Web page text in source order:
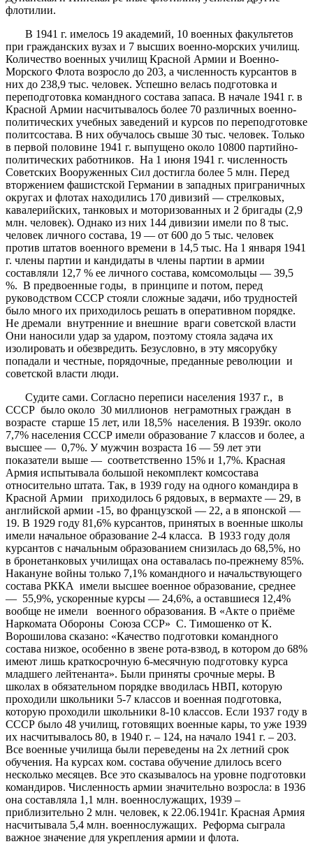
флотилии.
В 1941 г. имелось 19 академий, 10 военных факультетов
при гражданских вузах и 7 высших военно-морских училищ.
Количество военных училищ Красной Армии и Военно-
Морского Флота возросло до 203, а численность курсантов в
них до 238,9 тыс. человек. Успешно велась подготовка и
переподготовка командного состава запаса. В начале 1941 г. в
Красной Армии насчитывалось более 70 различных военно-
политических учебных заведений и курсов по переподготовке
политсостава. В них обучалось свыше 30 тыс. человек. Только
в первой половине 1941 г. выпущено около 10800 партийно-
политических работников. На 1 июня 1941 г. численность
Советских Вооруженных Сил достигла более 5 млн. Перед
вторжением фашистской Германии в западных приграничных
округах и флотах находились 170 дивизий — стрелковых,
кавалерийских, танковых и моторизованных и 2 бригады (2,9
млн. человек). Однако из них 144 дивизии имели по 8 тыс.
человек личного состава, 19 — от 600 до 5 тыс. человек
против штатов военного времени в 14,5 тыс. На 1 января 1941
г. члены партии и кандидаты в члены партии в армии
составляли 12,7 % ее личного состава, комсомольцы — 39,5
%. В предвоенные годы, в принципе и потом, перед
руководством СССР стояли сложные задачи, ибо трудностей
было много их приходилось решать в оперативном порядке.
Не дремали внутренние и внешние враги советской власти
Они наносили удар за ударом, поэтому стояла задача их
изолировать и обезвредить. Безусловно, в эту мясорубку
попадали и честные, порядочные, преданные революции и
советской власти люди.
Судите сами. Согласно переписи населения 1937 г., в
СССР было около 30 миллионов неграмотных граждан в
возрасте старше 15 лет, или 18,5% населения. В 1939г. около
7,7% населения СССР имели образование 7 классов и более, а
высшее — 0,7%. У мужчин возраста 16 — 59 лет эти
показатели выше — соответственно 15% и 1,7%. Красная
Армия испытывала большой некомплект комсостава
относительно штата. Так, в 1939 году на одного командира в
Красной Армии приходилось 6 рядовых, в вермахте — 29, в
английской армии -15, во французской — 22, а в японской —
19. В 1929 году 81,6% курсантов, принятых в военные школы
имели начальное образование 2-4 класса. В 1933 году доля
курсантов с начальным образованием снизилась до 68,5%, но
в бронетанковых училищах она оставалась по-прежнему 85%.
Накануне войны только 7,1% командного и начальствующего
состава РККА имели высшее военное образование, среднее
— 55,9%, ускоренные курсы — 24,6%, а оставшиеся 12,4%
вообще не имели военного образования. В «Акте о приёме
Наркомата Обороны Союза ССР» С. Тимошенко от К.
Ворошилова сказано: «Качество подготовки командного
состава низкое, особенно в звене рота-взвод, в котором до 68%
имеют лишь краткосрочную 6-месячную подготовку курса
младшего лейтенанта». Были приняты срочные меры. В
школах в обязательном порядке вводилась НВП, которую
проходили школьники 5-7 классов и военная подготовка,
которую проходили школьники 8-10 классов. Если 1937 году в
СССР было 48 училищ, готовящих военные кары, то уже 1939
их насчитывалось 80, в 1940 г. – 124, на начало 1941 г. – 203.
Все военные училища были переведены на 2х летний срок
обучения. На курсах ком. состава обучение длилось всего
несколько месяцев. Все это сказывалось на уровне подготовки
командиров. Численность армии значительно возросла: в 1936
она составляла 1,1 млн. военнослужащих, 1939 –
приблизительно 2 млн. человек, к 22.06.1941г. Красная Армия
насчитывала 5,4 млн. военнослужащих. Реформа сыграла
важное значение для укрепления армии и флота.